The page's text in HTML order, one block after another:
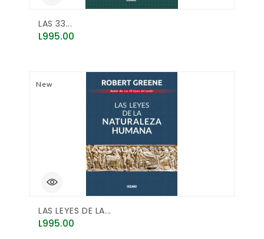
LAS 33...
Price
L995.00
New
LAS LEYES DE LA...
Price
L995.00